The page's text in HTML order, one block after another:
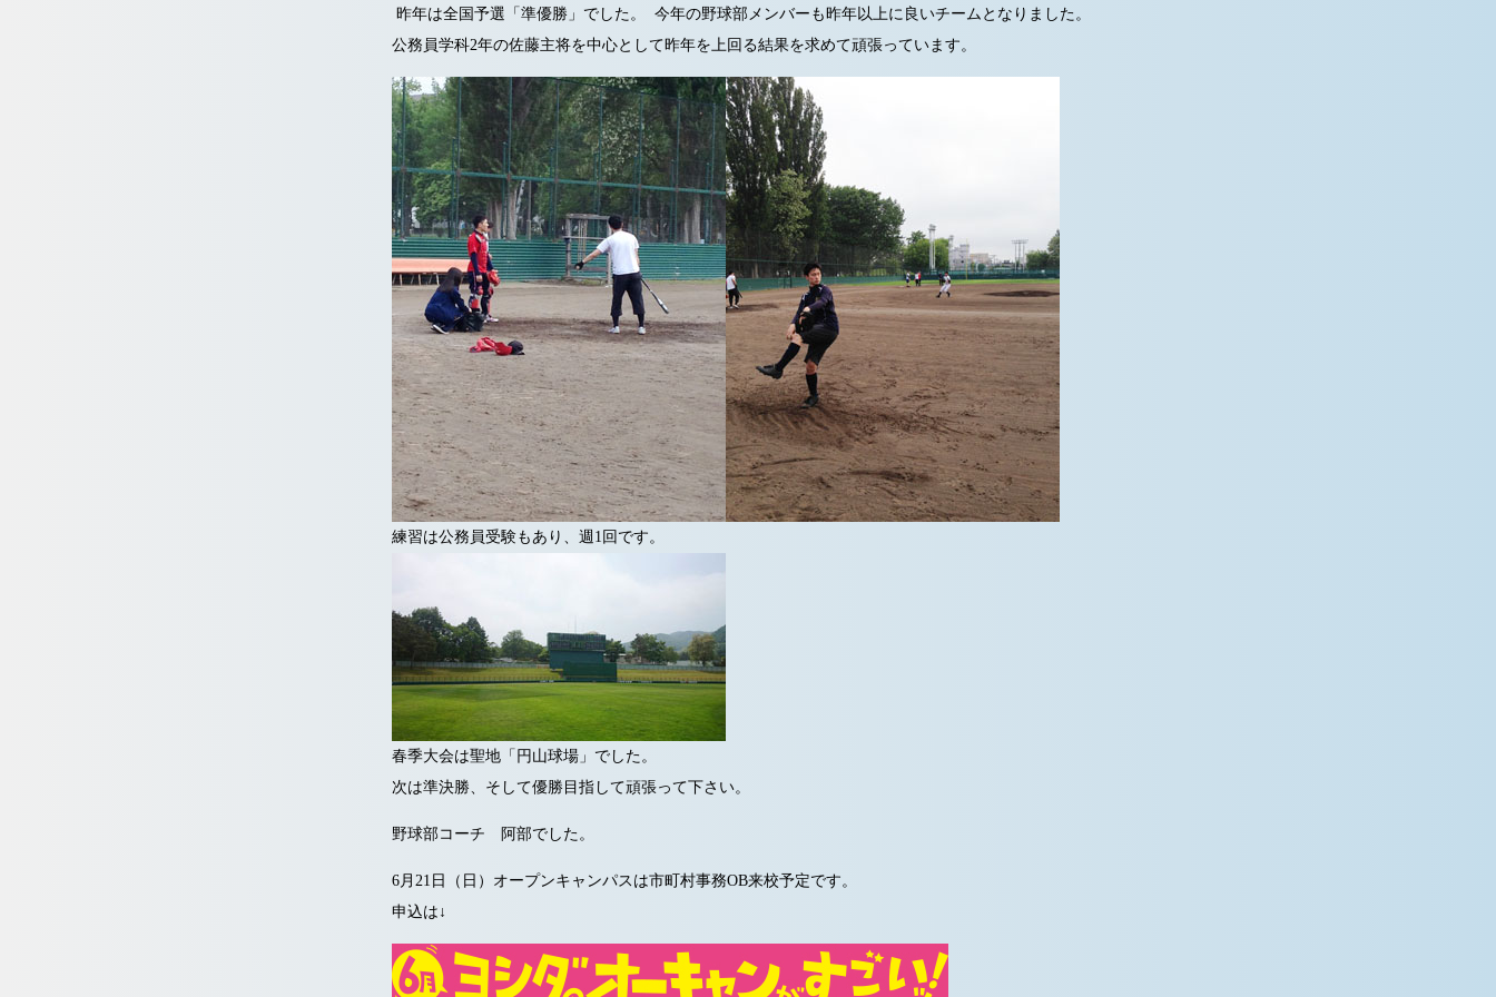
昨年は全国予選「準優勝」でした。 今年の野球部メンバーも昨年以上に良いチームとなりました。
公務員学科2年の佐藤主将を中心として昨年を上回る結果を求めて頑張っています。
練習は公務員受験もあり、週1回です。
春季大会は聖地「円山球場」でした。
次は準決勝、そして優勝目指して頑張って下さい。
野球部コーチ 阿部でした。
6月21日（日）オープンキャンパスは市町村事務OB来校予定です。
申込は↓